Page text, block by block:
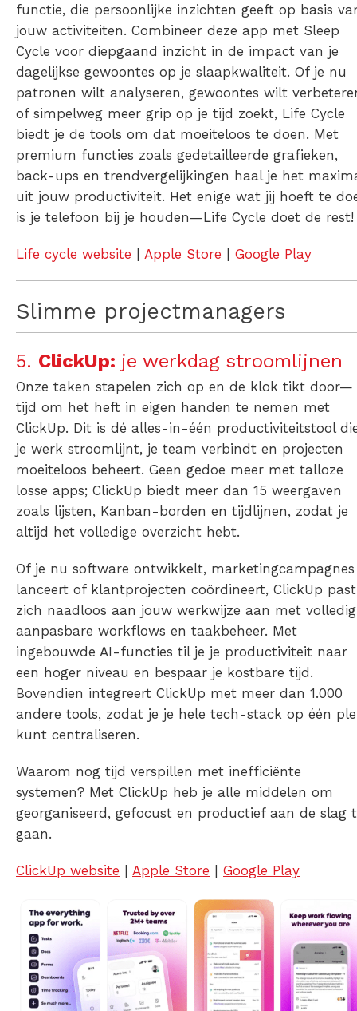
functie, die persoonlijke inzichten geeft op basis
jouw activiteiten. Combineer deze app met Sleep
Cycle voor diepgaand inzicht in de impact van je
dagelijkse gewoontes op je slaapkwaliteit. Of je nu
patronen wilt analyseren, gewoontes wilt
of simpelweg meer grip op je tijd zoekt, Life Cycle
biedt je de tools om dat moeiteloos te doen. Met
premium functies zoals gedetailleerde grafieken,
back-ups en trendvergelijkingen haal je het
uit jouw productiviteit. Het enige wat jij hoeft te
is je telefoon bij je houden—Life Cycle doet de rest!
Life cycle website | Apple Store | Google Play
Slimme projectmanagers
5. ClickUp: je werkdag stroomlijnen
Onze taken stapelen zich op en de klok tikt door—
tijd om het heft in eigen handen te nemen met
ClickUp. Dit is dé alles-in-één productiviteitstool
je werk stroomlijnt, je team verbindt en projecten
moeiteloos beheert. Geen gedoe meer met talloze
losse apps; ClickUp biedt meer dan 15 weergaven
zoals lijsten, Kanban-borden en tijdlijnen, zodat je
altijd het volledige overzicht hebt.
Of je nu software ontwikkelt, marketingcampagnes
lanceert of klantprojecten coördineert, ClickUp past
zich naadloos aan jouw werkwijze aan met volledig
aanpasbare workflows en taakbeheer. Met
ingebouwde AI-functies til je je productiviteit naar
een hoger niveau en bespaar je kostbare tijd.
Bovendien integreert ClickUp met meer dan 1.000
andere tools, zodat je je hele tech-stack op één
kunt centraliseren.
Waarom nog tijd verspillen met inefficiënte
systemen? Met ClickUp heb je alle middelen om
georganiseerd, gefocust en productief aan de slag
gaan.
ClickUp website Apple Store Google Play